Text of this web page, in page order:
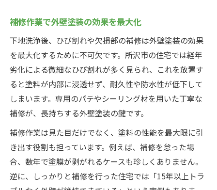
補修作業で外壁塗装の効果を最大化
下地洗浄後、ひび割れや欠損部の補修は外壁塗装の効果
を最大化するために不可欠です。所沢市の住宅では経年
劣化による微細なひび割れが多く見られ、これを放置す
ると塗料が内部に浸透せず、耐久性や防水性が低下して
しまいます。専用のパテやシーリング材を用いた丁寧な
補修が、長持ちする外壁塗装の鍵です。
補修作業は見た目だけでなく、塗料の性能を最大限に引
き出す役割も担っています。例えば、補修を怠った場
合、数年で塗膜が剥がれるケースも珍しくありません。
逆に、しっかりと補修を行った住宅では「15年以上トラ